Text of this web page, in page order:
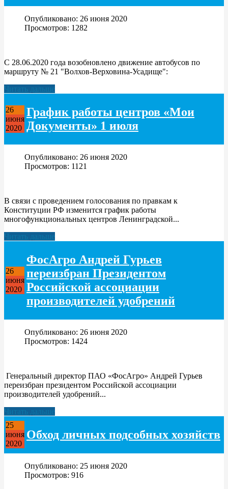
Опубликовано: 26 июня 2020
Просмотров: 1282
С 28.06.2020 года возобновлено движение автобусов по
маршруту № 21 "Волхов-Верховина-Усадище":
Читать дальше
26
июня
2020
График работы центров «Мои
Документы» 1 июля
Опубликовано: 26 июня 2020
Просмотров: 1121
В связи с проведением голосования по правкам к
Конституции РФ изменится график работы
многофункциональных центров Ленинградской...
Читать дальше
26
июня
2020
ФосАгро Андрей Гурьев
переизбран Президентом
Российской ассоциации
производителей удобрений
Опубликовано: 26 июня 2020
Просмотров: 1424
Генеральный директор ПАО «ФосАгро» Андрей Гурьев
переизбран президентом Российской ассоциации
производителей удобрений...
Читать дальше
25
июня
2020
Обход личных подсобных хозяйств
Опубликовано: 25 июня 2020
Просмотров: 916